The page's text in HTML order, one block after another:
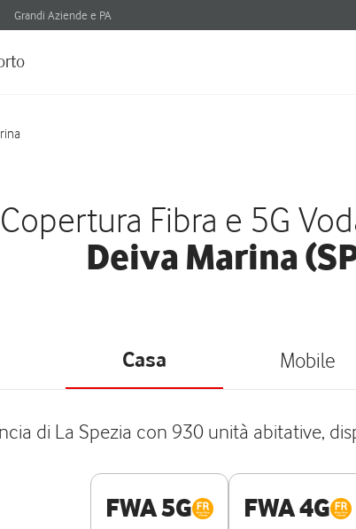
Grandi Aziende e PA
Copertura Fibra e 5G
Deiva Marina
Casa Mobile
di La Spezia con 930 unità abitative,
FWA 5G FWA 4G